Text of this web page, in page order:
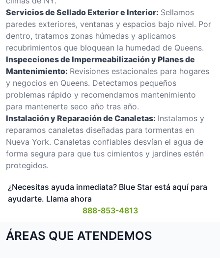
Servicios de Sellado Exterior e Interior: Sellamos
paredes exteriores, ventanas y espacios bajo nivel. Por
dentro, tratamos zonas húmedas y aplicamos
recubrimientos que bloquean la humedad de Queens.
Inspecciones de Impermeabilización y Planes de
Mantenimiento: Revisiones estacionales para hogares
y negocios en Queens. Detectamos pequeños
problemas rápido y recomendamos mantenimiento
para mantenerte seco año tras año.
Instalación y Reparación de Canaletas: Instalamos y
reparamos canaletas diseñadas para tormentas en
Nueva York. Canaletas confiables desvían el agua de
forma segura para que tus cimientos y jardines estén
protegidos.
¿Necesitas ayuda inmediata? Blue Star está aquí para
ayudarte. Llama ahora
888-853-4813
ÁREAS QUE ATENDEMOS